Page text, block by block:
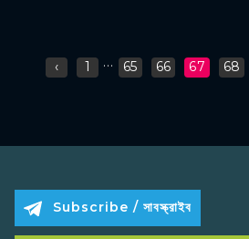
‹ 1 ... 65 66 67 68
Subscribe / সাবস্ক্রাইব